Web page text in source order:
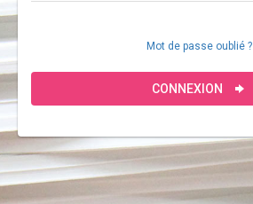
Mot de passe oublié ?
CONNEXION